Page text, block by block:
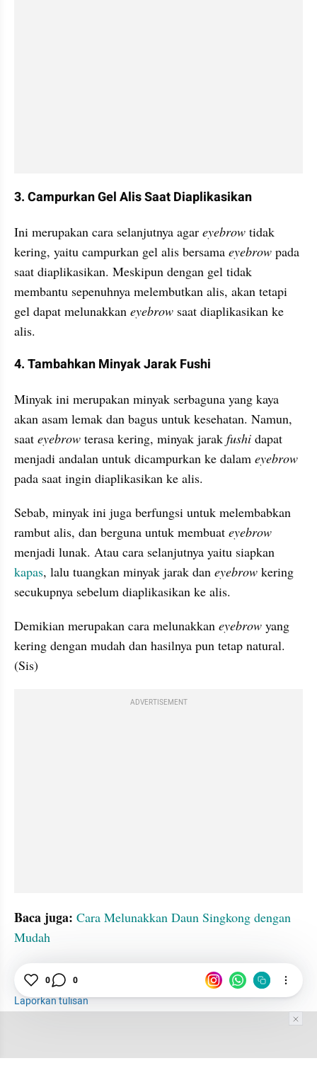
3. Campurkan Gel Alis Saat Diaplikasikan
Ini merupakan cara selanjutnya agar eyebrow tidak
kering, yaitu campurkan gel alis bersama eyebrow pada
saat diaplikasikan. Meskipun dengan gel tidak
membantu sepenuhnya melembutkan alis, akan tetapi
gel dapat melunakkan eyebrow saat diaplikasikan ke
alis.
4. Tambahkan Minyak Jarak Fushi
Minyak ini merupakan minyak serbaguna yang kaya
akan asam lemak dan bagus untuk kesehatan. Namun,
saat eyebrow terasa kering, minyak jarak fushi dapat
menjadi andalan untuk dicampurkan ke dalam
pada saat ingin diaplikasikan ke alis.
Sebab, minyak ini juga berfungsi untuk melembabkan
rambut alis, dan berguna untuk membuat
kapas, lalu tuangkan minyak jarak dan eyebrow kering
secukupnya sebelum diaplikasikan ke alis.
Demikian merupakan cara melunakkan eyebrow yang
kering dengan mudah dan hasilnya pun tetap natural.
(Sis)
ADVERTISEMENT
Baca juga: Cara Melunakkan Daun Singkong dengan
Mudah
Minyak
Laporkan tulisan
0 0